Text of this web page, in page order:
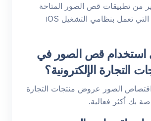
من تطبيقات قص الصور المتاحة
للهواتف الذكية التي تعمل بنظامي التشغيل iOS
استخدام قص الصور في
التجارة الإلكترونية؟
الصور عروض منتجات التجارة
بك أكثر فعالية.